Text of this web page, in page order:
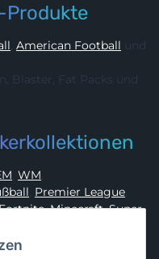
Produkte
, American Football und
, WM,
, Premier League,
Fortnite,Minecraft,Super